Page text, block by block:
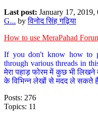
Last post: January 17,
G... byविनोद सिंह गढ़िया
How to use MeraPahad
If you don't know how to
through various threads in
मेरा पहाड़ फोरम में कुछ भी लिखने
के विभिन्न लेखों से मदद ले सकते
Posts: 276
Topics: 11